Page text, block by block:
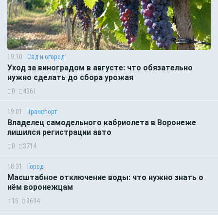
19:10 Сад и огород
Уход за виноградом в августе: что обязательно
нужно сделать до сбора урожая
0 4361
19:01 Транспорт
Владелец самодельного кабриолета в Воронеже
лишился регистрации авто
0 3714
18:31 Город
Масштабное отключение воды: что нужно знать о
нём воронежцам
15 9694